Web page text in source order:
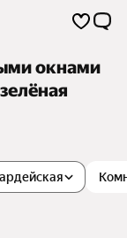
окнами